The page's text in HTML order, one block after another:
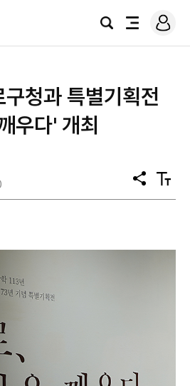
검
전
로
그
청과 특별기획전
우다' 개최
공
유
텍
스